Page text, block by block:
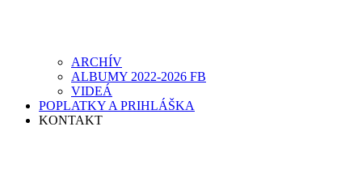
ARCHÍV
ALBUMY 2022-2026 FB
VIDEÁ
POPLATKY A PRIHLÁŠKA
KONTAKT